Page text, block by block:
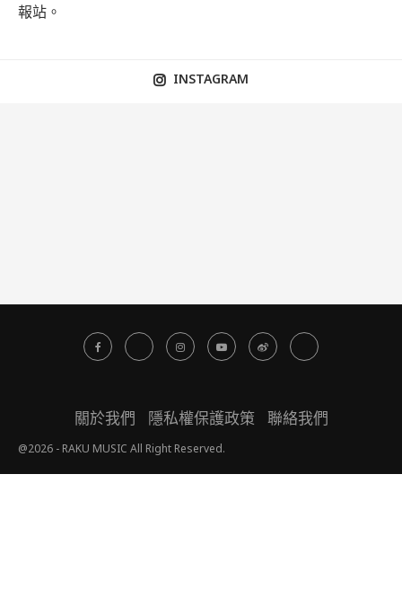
報站。
INSTAGRAM
關於我們 隱私權保護政策 聯絡我們
@2026 - RAKU MUSIC All Right Reserved.